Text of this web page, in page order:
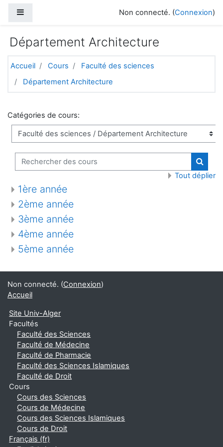
Non connecté. (Connexion)
Département Architecture
Accueil Cours
Faculté des sciences
Département Architecture
Catégories de cours:
Rechercher des cours
Tout déplier
1ère année
2ème année
3ème année
4ème année
5ème année
Non connecté. (Connexion)
Accueil
Site Univ-Alger
Facultés
Faculté des Sciences
Faculté de Médecine
Faculté de Pharmacie
Faculté des Sciences Islamiques
Faculté de Droit
Cours
Cours des Sciences
Cours de Médecine
Cours des Sciences Islamiques
Cours de Droit
Français ‎(fr)‎